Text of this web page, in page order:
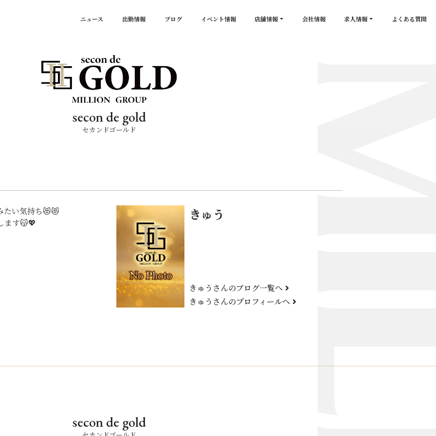
ニュース 出勤情報 ブログ イベント情報 店舗情報
KARMA
SPORTS&DINING SUN(宮古島）
会社情報 求人情報 よくある質問
secon de gold
セカンドゴールド
たい気持ち😻😻
ます😽💖
きゅう
きゅうさんのブログ一覧へ
きゅうさんのプロフィールへ
secon de gold